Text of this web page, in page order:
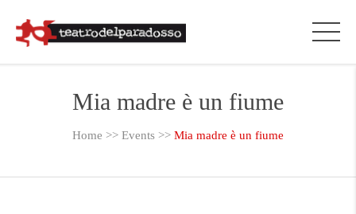
Mia madre è un fiume
Home >> Events >> Mia madre è un fiume